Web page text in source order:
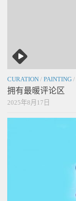
CURATION / PAINTING /
拥有最暖评论区
2025年8月17日